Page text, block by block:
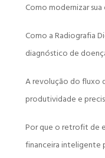
Como modernizar
Como a Radiografia
diagnóstico de
A revolução do fluxo
produtividade e
Por que o retrofit de
financeira inteligente